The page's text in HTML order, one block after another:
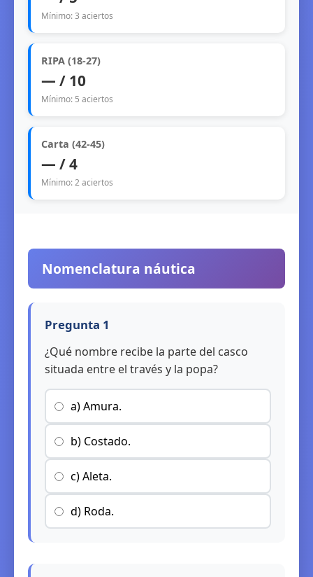
Mínimo: 3 aciertos
RIPA (18-27)
— / 10
Mínimo: 5 aciertos
Carta (42-45)
— / 4
Mínimo: 2 aciertos
Nomenclatura náutica
Pregunta 1
¿Qué nombre recibe la parte del casco
situada entre el través y la popa?
a) Amura.
b) Costado.
c) Aleta.
d) Roda.